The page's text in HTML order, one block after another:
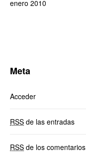
enero 2010
Meta
Acceder
RSS de las entradas
RSS de los comentarios